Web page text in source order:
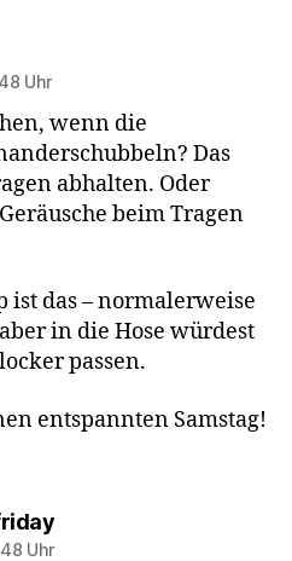
Uhr
wenn die
Das
abhalten. Oder
beim Tragen
ist das – normalerweise
in die Hose würdest
passen.
entspannten Samstag!
sagt:
Uhr